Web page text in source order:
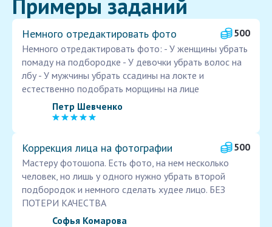
Примеры заданий
Немного отредактировать фото
500
Немного отредактировать фото: - У женщины убрать
помаду на подбородке - У девочки убрать волос на
лбу - У мужчины убрать ссадины на локте и
естественно подобрать морщины на лице
Петр Шевченко
Коррекция лица на фотографии
500
Мастеру фотошопа. Есть фото, на нем несколько
человек, но лишь у одного нужно убрать второй
подбородок и немного сделать худее лицо. БЕЗ
ПОТЕРИ КАЧЕСТВА
Софья Комарова